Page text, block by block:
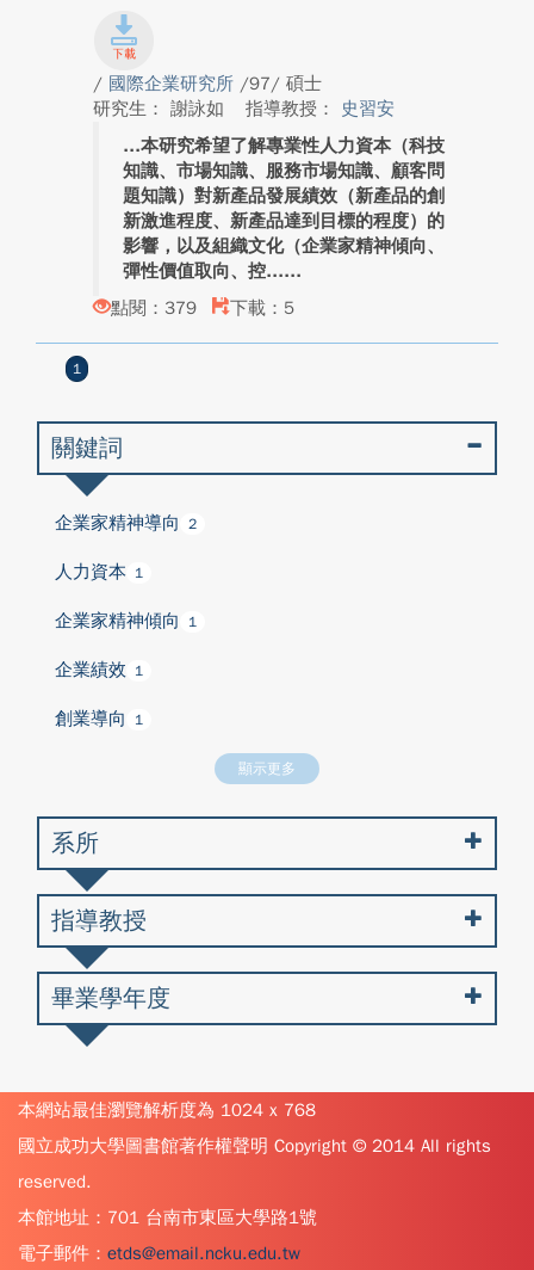
/ 國際企業研究所 /97/ 碩士
研究生： 謝詠如
指導教授：
史習安
本研究希望了解專業性人力資本（科技
知識、市場知識、服務市場知識、顧客問
題知識）對新產品發展績效（新產品的創
新激進程度、新產品達到目標的程度）的
影響，以及組織文化（企業家精神傾向、
彈性價值取向、控...
點閱：379
下載：5
1
關鍵詞
企業家精神導向 2
人力資本 1
企業家精神傾向 1
企業績效 1
創業導向 1
顯示更多
系所
指導教授
畢業學年度
本網站最佳瀏覽解析度為 1024 x 768
國立成功大學圖書館著作權聲明 Copyright © 2014 All rights
reserved.
本館地址：701 台南市東區大學路1號
電子郵件： etds@email.ncku.edu.tw